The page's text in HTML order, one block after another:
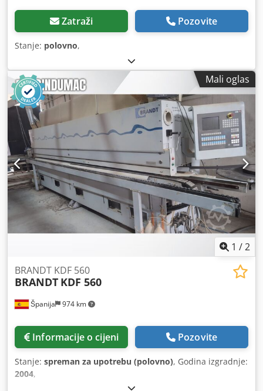
Zatraži Pozovite
Stanje: polovno,
Mali oglas
1 /2
Španija 974 km
BRANDT KDF 560
BRANDT KDF 560
Informacije o cijeni Pozovite
Stanje: spreman za upotrebu (polovno), Godina izgradnje:
2004,